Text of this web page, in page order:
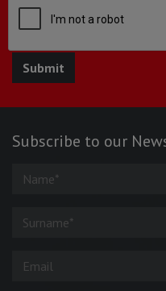
Subscribe to our